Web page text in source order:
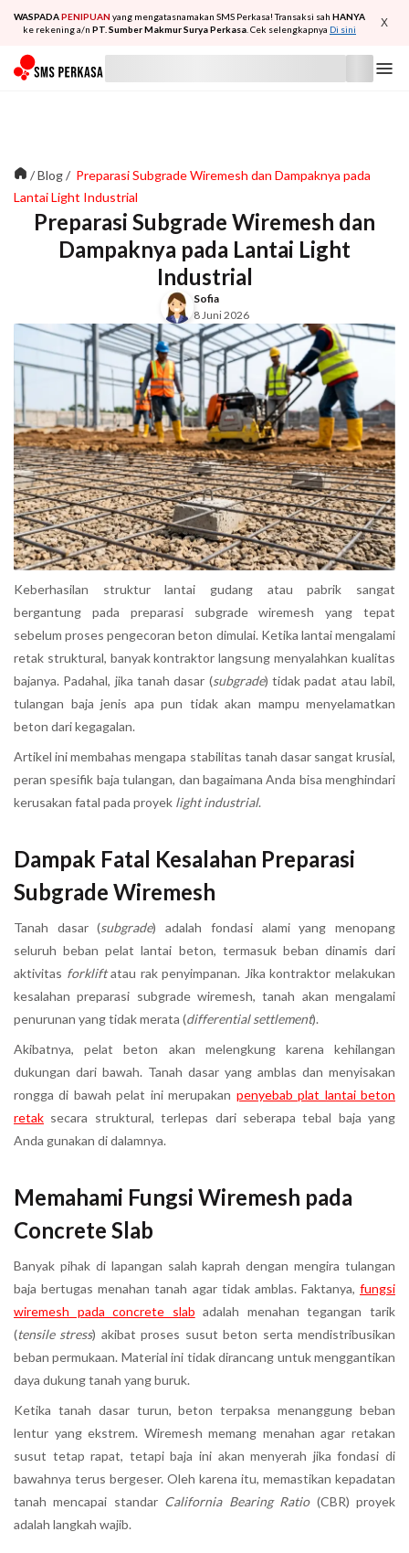
WASPADAPENIPUAN yang mengatasnamakan SMS Perkasa! Transaksi sah HANYA
ke rekening a/n PT. Sumber Makmur Surya Perkasa . Cek selengkapnya Di sini X
/Blog/ Preparasi Subgrade Wiremesh dan Dampaknya pada
Lantai Light Industrial
Preparasi Subgrade Wiremesh dan
Dampaknya pada Lantai Light
Industrial
Sofia
8 Juni 2026
Keberhasilan struktur lantai gudang atau pabrik sangat
bergantung pada preparasi subgrade wiremesh yang tepat
sebelum proses pengecoran beton dimulai. Ketika lantai mengalami
retak struktural, banyak kontraktor langsung menyalahkan kualitas
bajanya. Padahal, jika tanah dasar (subgrade) tidak padat atau labil,
tulangan baja jenis apa pun tidak akan mampu menyelamatkan
beton dari kegagalan.
Artikel ini membahas mengapa stabilitas tanah dasar sangat krusial,
peran spesifik baja tulangan, dan bagaimana Anda bisa menghindari
kerusakan fatal pada proyek light industrial.
Dampak Fatal Kesalahan Preparasi
Subgrade Wiremesh
Tanah dasar (subgrade) adalah fondasi alami yang menopang
seluruh beban pelat lantai beton, termasuk beban dinamis dari
aktivitas forkliftatau rak penyimpanan. Jika kontraktor melakukan
kesalahan preparasi subgrade wiremesh, tanah akan mengalami
penurunan yang tidak merata (differential settlement).
Akibatnya, pelat beton akan melengkung karena kehilangan
dukungan dari bawah. Tanah dasar yang amblas dan menyisakan
rongga di bawah pelat ini merupakan penyebab plat lantai beton
retak secara struktural, terlepas dari seberapa tebal baja yang
Anda gunakan di dalamnya.
Memahami Fungsi Wiremesh pada
Concrete Slab
Banyak pihak di lapangan salah kaprah dengan mengira tulangan
baja bertugas menahan tanah agar tidak amblas. Faktanya, fungsi
wiremesh pada concrete slab adalah menahan tegangan tarik
(tensile stress) akibat proses susut beton serta mendistribusikan
beban permukaan. Material ini tidak dirancang untuk menggantikan
daya dukung tanah yang buruk.
Ketika tanah dasar turun, beton terpaksa menanggung beban
lentur yang ekstrem. Wiremesh memang menahan agar retakan
susut tetap rapat, tetapi baja ini akan menyerah jika fondasi di
bawahnya terus bergeser. Oleh karena itu, memastikan kepadatan
tanah mencapai standar California Bearing Ratio(CBR) proyek
adalah langkah wajib.